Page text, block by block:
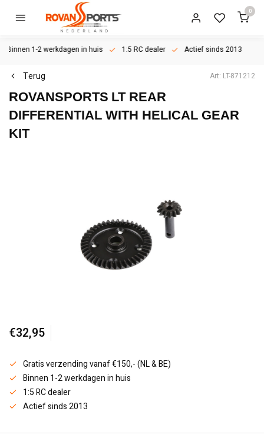
0
Binnen 1-2 werkdagen in huis 1:5 RC dealer Actief sinds 2013
Terug Art: LT-871212
ROVANSPORTS LT REAR
DIFFERENTIAL WITH HELICAL GEAR
KIT
€32,95
Gratis verzending vanaf €150,- (NL & BE)
Binnen 1-2 werkdagen in huis
1:5 RC dealer
Actief sinds 2013